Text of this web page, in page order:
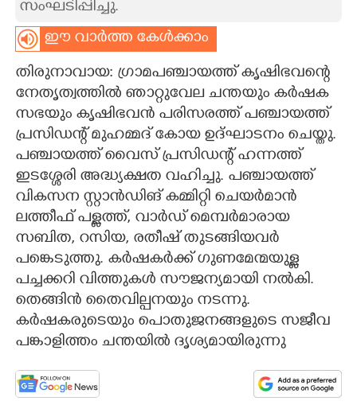
CARTOONS
LITERATURE
ZOOM
CONTACT US
സംഘടിപ്പിച്ചു.
ഈ വാർത്ത കേൾക്കാം
തിരുനാവായ: ഗ്രാമപഞ്ചായത്ത് കൃഷിഭവന്റെ
നേതൃത്വത്തിൽ ഞാറ്റുവേല ചന്തയും കർഷക
സഭയും കൃഷിഭവൻ പരിസരത്ത് പഞ്ചായത്ത്
പ്രസിഡന്റ് മുഹമ്മദ് കോയ ഉദ്ഘാടനം ചെയ്തു.
പഞ്ചായത്ത് വൈസ് പ്രസിഡന്റ് ഹന്നത്ത്
ഇടശ്ശേരി അദ്ധ്യക്ഷത വഹിച്ചു. പഞ്ചായത്ത്
വികസന സ്റ്റാൻഡിങ് കമ്മിറ്റി ചെയർമാൻ
ലത്തീഫ് പള്ളത്ത്, വാർഡ് മെമ്പർമാരായ
സബിത, റസിയ, രതീഷ് തുടങ്ങിയവർ
പങ്കെടുത്തു. കർഷകർക്ക് ഗുണമേന്മയുള്ള
പച്ചക്കറി വിത്തുകൾ സൗജന്യമായി നൽകി.
തെങ്ങിൻ തൈവില്പനയും നടന്നു.
കർഷകരുടെയും പൊതുജനങ്ങളുടെ സജീവ
പങ്കാളിത്തം ചന്തയിൽ ദൃശ്യമായിരുന്നു